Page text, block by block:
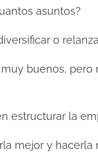
asuntos?
o
buenos,
estructurar la
mejor y